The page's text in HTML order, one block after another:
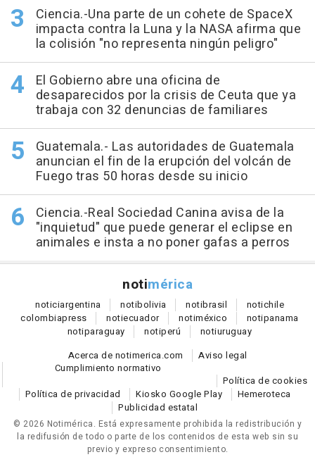
Ciencia.-Una parte de un cohete de SpaceX
impacta contra la Luna y la NASA afirma que
la colisión "no representa ningún peligro"
El Gobierno abre una oficina de
desaparecidos por la crisis de Ceuta que ya
trabaja con 32 denuncias de familiares
Guatemala.- Las autoridades de Guatemala
anuncian el fin de la erupción del volcán de
Fuego tras 50 horas desde su inicio
Ciencia.-Real Sociedad Canina avisa de la
"inquietud" que puede generar el eclipse en
animales e insta a no poner gafas a perros
notimérica
noticiargentina notibolivia notibrasil notichile
colombiapress notiecuador notiméxico notipanama
notiparaguay notiperú notiuruguay
Acerca de notimerica.com
Aviso legal
Cumplimiento normativo
Política de cookies
Política de privacidad
Kiosko Google Play
Hemeroteca
Publicidad estatal
© 2026 Notimérica. Está expresamente prohibida la redistribución y
la redifusión de todo o parte de los contenidos de esta web sin su
previo y expreso consentimiento.